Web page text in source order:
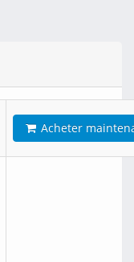
Acheter